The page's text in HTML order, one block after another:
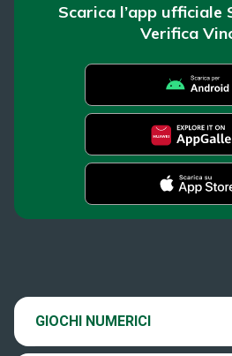
Scarica l’app ufficiale
Verifica
GIOCHI NUMERICI
SuperEnalotto
EuroJackpot
Scopri il gioco